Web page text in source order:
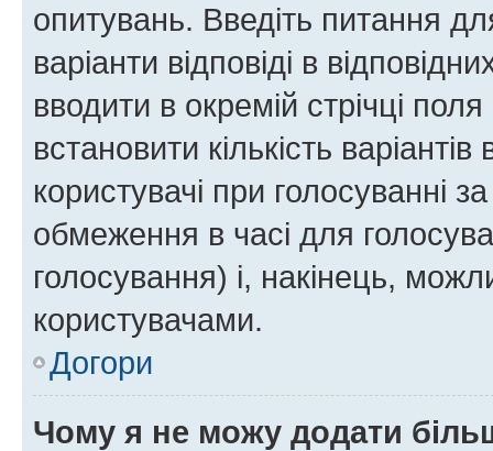
опитувань. Введіть питання
варіанти відповіді в
вводити в окремій стрічці
встановити кількість
користувачі при голосуванні
обмеження в часі для
голосування) і, накінець,
користувачами.
Догори
Чому я не можу додати